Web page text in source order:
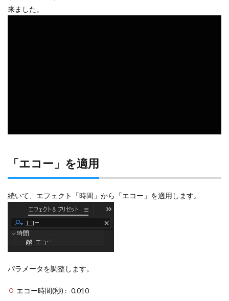
来ました。
「エコー」を適用
続いて、エフェクト「時間」から「エコー」を適用します。
パラメータを調整します。
エコー時間(秒) : -0.010